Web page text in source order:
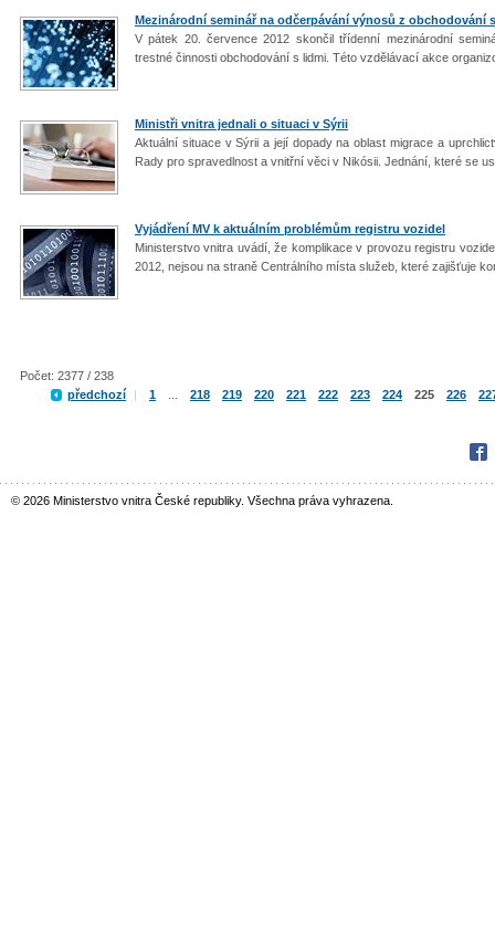
Mezinárodní seminář na odčerpávání výnosů z obchodování
V pátek 20. července 2012 skončil třídenní mezinárodní
trestné činnosti obchodování s lidmi. Této vzdělávací akce
Ministři vnitra jednali o situaci v Sýrii
Aktuální situace v Sýrii a její dopady na oblast migrace a
Rady pro spravedlnost a vnitřní věci v Nikósii. Jednání, které se
Vyjádření MV k aktuálním problémům registru vozidel
Ministerstvo vnitra uvádí, že komplikace v provozu registru
2012, nejsou na straně Centrálního místa služeb, které zajišťuje
Počet: 2377 / 238
předchozí
| 1 218 219 220 221 222 223 224 225 226
© 2026 Ministerstvo vnitra České republiky. Všechna práva vyhrazena.